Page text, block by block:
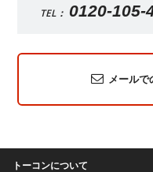
TEL： 0120-105-
メール
トーコンについて